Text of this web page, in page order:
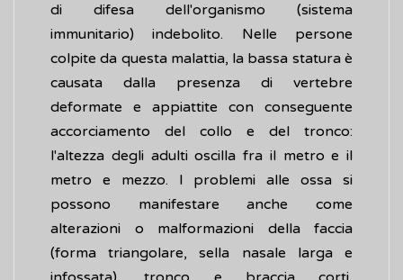
di difesa dell'organismo (sistema
immunitario) indebolito. Nelle persone
colpite da questa malattia, la bassa statura è
causata dalla presenza di vertebre
deformate e appiattite con conseguente
accorciamento del collo e del tronco:
l'altezza degli adulti oscilla fra il metro e il
metro e mezzo. I problemi alle ossa si
possono manifestare anche come
alterazioni o malformazioni della faccia
(forma triangolare, sella nasale larga e